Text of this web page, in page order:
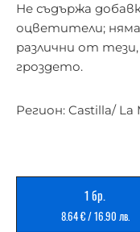
Не съдържа
оцветители;
различни от
гроздето.
Регион: Castilla/ La
1 бр.
8.64€/16.90 лв.